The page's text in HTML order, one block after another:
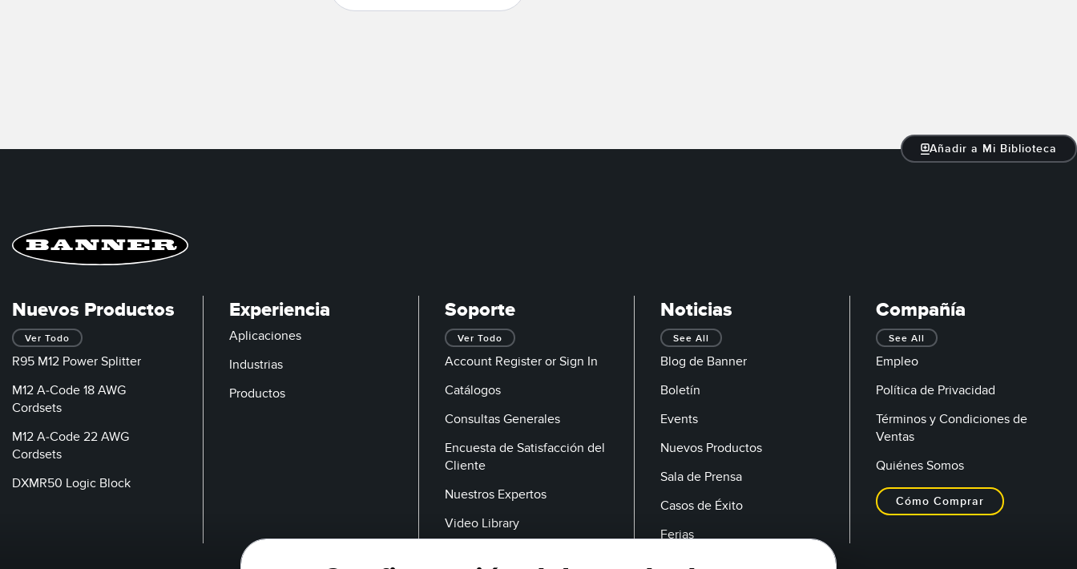
Añadir a Mi Biblioteca
Nuevos Productos
Ver Todo
R95 M12 Power Splitter
M12 A-Code 18 AWG
Cordsets
M12 A-Code 22 AWG
Cordsets
DXMR50 Logic Block
Experiencia
Aplicaciones
Industrias
Productos
Soporte
Ver Todo
Account Register or Sign In
Catálogos
Consultas Generales
Encuesta de Satisfacción del
Cliente
Nuestros Expertos
Video Library
Noticias
See All
Blog de Banner
Boletín
Events
Nuevos Productos
Sala de Prensa
Casos de Éxito
Ferias
Compañía
See All
Empleo
Política de Privacidad
Términos y Condiciones de
Ventas
Quiénes Somos
Cómo Comprar